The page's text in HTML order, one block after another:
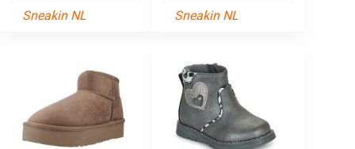
Sneakin NL Sneakin NL